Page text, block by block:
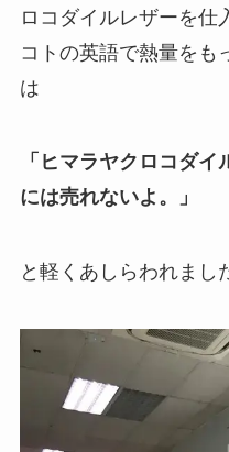
ロコダイルレザーを仕
コトの英語で熱量をも
は
「ヒマラヤクロコダ
には売れないよ。」
と軽くあしらわれまし